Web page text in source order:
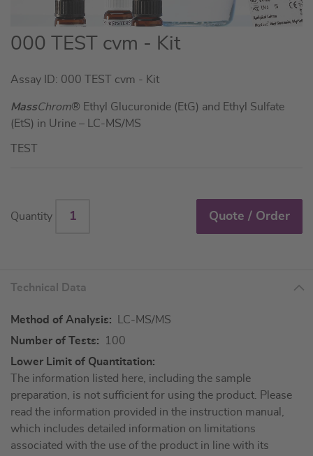
Skip
to
beginning
of
the
gallery
000 TEST cvm - Kit
Assay ID: 000 TEST cvm - Kit
MassChrom® Ethyl Glucuronide (EtG) and Ethyl Sulfate
(EtS) in Urine – LC-MS/MS
TEST
Quantity Quote / Order
Technical Data
More
Information
LC-MS/MS
100
The information listed here, including the sample
preparation, is not sufficient for using the product. Please
read the information provided in the instruction manual,
which includes detailed information on limitations
associated with the use of the product in line with its